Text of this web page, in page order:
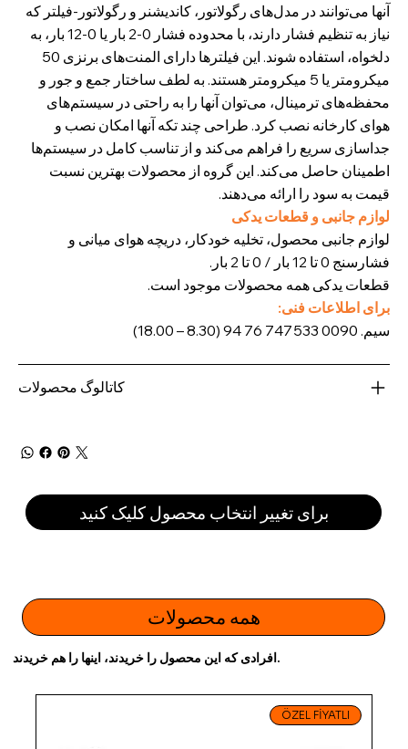
همه محصولات
برای تغییر انتخاب محصول کلیک کنید
آنها می‌توانند در مدل‌های رگولاتور، کاندیشنر و رگولاتور-فیلتر که
نیاز به تنظیم فشار دارند، با محدوده فشار 0-2 بار یا 0-12 بار، به
دلخواه، استفاده شوند. این فیلترها دارای المنت‌های برنزی 50
میکرومتر یا 5 میکرومتر هستند. به لطف ساختار جمع و جور و
محفظه‌های ترمینال، می‌توان آنها را به راحتی در سیستم‌های
هوای کارخانه نصب کرد. طراحی چند تکه آنها امکان نصب و
جداسازی سریع را فراهم می‌کند و از تناسب کامل در سیستم‌ها
اطمینان حاصل می‌کند. این گروه از محصولات بهترین نسبت
قیمت به سود را ارائه می‌دهند.
لوازم جانبی و قطعات یدکی
لوازم جانبی محصول، تخلیه خودکار، دریچه هوای میانی و
فشارسنج 0 تا 12 بار / 0 تا 2 بار.
قطعات یدکی همه محصولات موجود است.
برای اطلاعات فنی:
سیم. 0090 533 747 76 94 (8.30 – 18.00)
کاتالوگ محصولات
افرادی که این محصول را خریدند، اینها را هم خریدند.
ÖZEL FİYATLI